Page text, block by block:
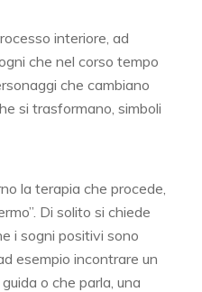
interiore, ad
che nel corso tempo
che cambiano
si trasformano, simboli
la terapia che procede,
Di solito si chiede
i sogni positivi sono
esempio incontrare un
o che parla, una